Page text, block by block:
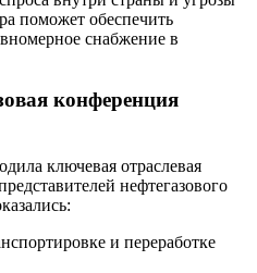
поможет обеспечить
снабжение в
конференция
ключевая отраслевая
нефтегазового
и переработке